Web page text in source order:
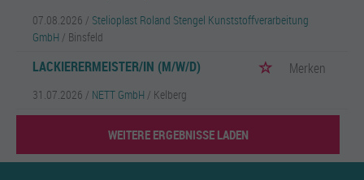
07.08.2026 / Stelioplast Roland Stengel Kunststoffverarbeitung
GmbH / Binsfeld
LACKIERERMEISTER/IN (M/W/D) Merken
31.07.2026 / NETT GmbH / Kelberg
WEITERE ERGEBNISSE LADEN